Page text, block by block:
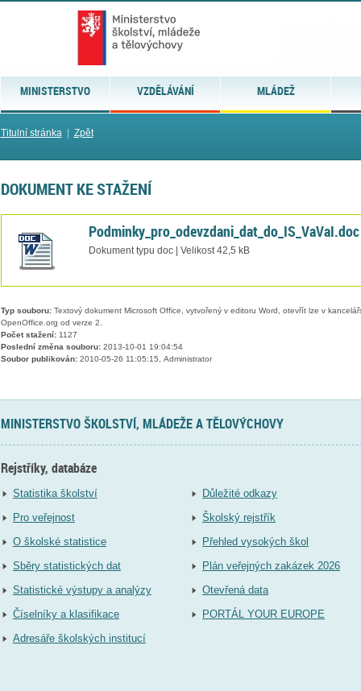
MINISTERSTVO VZDĚLÁVÁNÍ MLÁDEŽ
Titulní stránka| Zpět
DOKUMENT KE STAŽENÍ
Podminky_pro_odevzdani_dat_do_IS_VaVaI.doc
Dokument typu doc | Velikost 42,5 kB
Typ souboru:Textový dokument Microsoft Office, vytvořený v editoru Word, otevřít lze v
OpenOffice.org od verze 2.
Počet stažení:1127
Poslední změna souboru:2013-10-01 19:04:54
Soubor publikován:2010-05-26 11:05:15, Administrator
MINISTERSTVO ŠKOLSTVÍ, MLÁDEŽE A TĚLOVÝCHOVY
Rejstříky, databáze
Statistika školství
Pro veřejnost
O školské statistice
Sběry statistických dat
Statistické výstupy a analýzy
Číselníky a klasifikace
Adresáře školských institucí
Důležité odkazy
Školský rejstřík
Přehled vysokých škol
Plán veřejných zakázek 2026
Otevřená data
PORTÁL YOUR EUROPE